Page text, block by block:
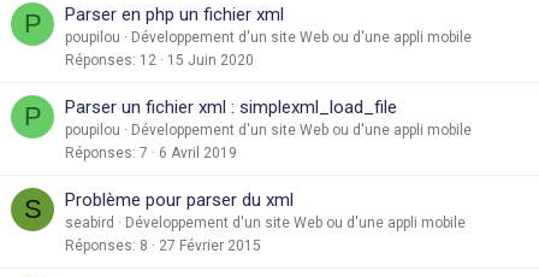
P Parser en php un fichier xml
poupilou
Développement d'un site Web ou d'une appli mobile
Réponses 12 15 Juin 2020
P Parser un fichier xml : simplexml_load_file
poupilou
Développement d'un site Web ou d'une appli mobile
Réponses 7 6 Avril 2019
S Problème pour parser du xml
seabird
Développement d'un site Web ou d'une appli mobile
Réponses 8 27 Février 2015